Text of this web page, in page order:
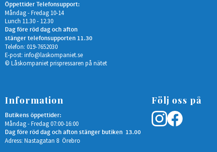
Öppettider Telefonsupport:
Måndag - Fredag 10-14
Lunch 11.30 - 12.30
Dag före röd dag och afton
stänger telefonsupporten 11.30
Telefon: 019-7652030
E-post: info@laskompaniet.se
© Låskompaniet prispressaren på nätet
Information
Butikens öppettider:
Måndag - Fredag 07:00-16:00
Dag före röd dag och afton stänger butiken 13.00
Adress: Nastagatan 8 Örebro
Följ oss på